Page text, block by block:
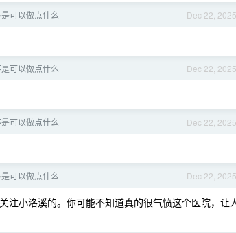
Dec 22, 2025
可以做点什么
Dec 22, 2025
可以做点什么
Dec 22, 2025
可以做点什么
Dec 22, 2025
可以做点什么
注小洛溪的。你可能不知道真的很气愤这个医院，让